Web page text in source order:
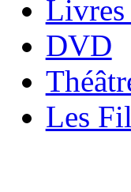
Livres
DVD
Les